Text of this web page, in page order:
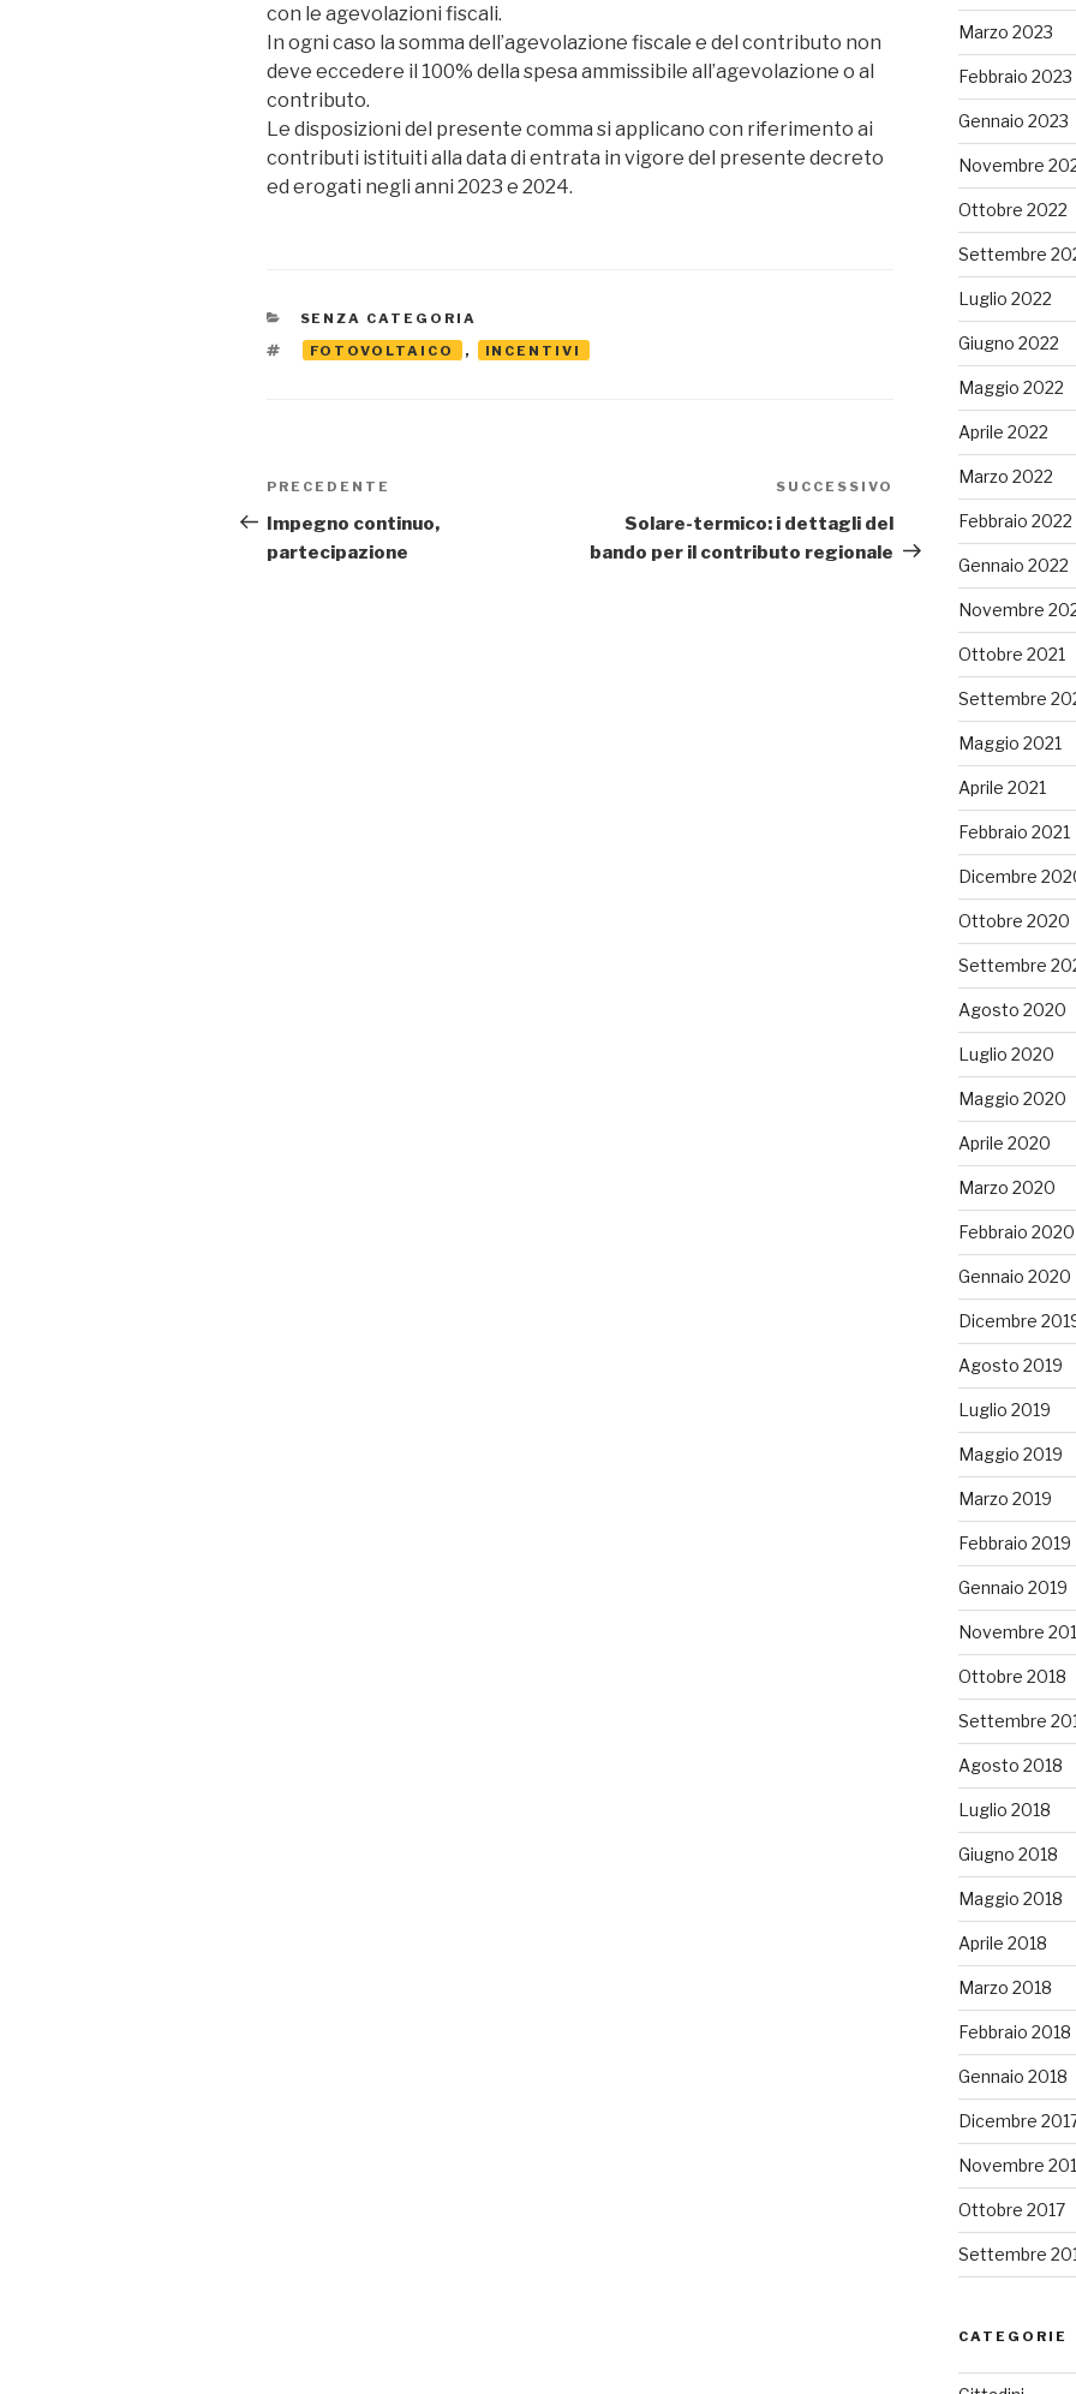
con le agevolazioni fiscali.
In ogni caso la somma dell’agevolazione fiscale e del contributo non
deve eccedere il 100% della spesa ammissibile all’agevolazione o al
contributo.
Le disposizioni del presente comma si applicano con riferimento ai
contributi istituiti alla data di entrata in vigore del presente decreto
ed erogati negli anni 2023 e 2024.
CATEGORIE
SENZA CATEGORIA
TAG
FOTOVOLTAICO , INCENTIVI
Navigazione
articoli
Articolo
precedente:
PRECEDENTE
Impegno continuo,
partecipazione
Articolo
successivo
SUCCESSIVO
Solare-termico: i dettagli del
bando per il contributo regionale
Marzo 2023
Febbraio 2023
Gennaio 2023
Novembre
Ottobre 2022
Settembre
Luglio 2022
Giugno 2022
Maggio 2022
Aprile 2022
Marzo 2022
Febbraio 2022
Gennaio 2022
Novembre
Ottobre 2021
Settembre
Maggio 2021
Aprile 2021
Febbraio 2021
Dicembre
Ottobre 2020
Settembre
Agosto 2020
Luglio 2020
Maggio 2020
Aprile 2020
Marzo 2020
Febbraio 2020
Gennaio 2020
Dicembre
Agosto 2019
Luglio 2019
Maggio 2019
Marzo 2019
Febbraio 2019
Gennaio 2019
Novembre
Ottobre 2018
Settembre
Agosto 2018
Luglio 2018
Giugno 2018
Maggio 2018
Aprile 2018
Marzo 2018
Febbraio 2018
Gennaio 2018
Dicembre
Novembre
Ottobre 2017
Settembre
CATEGORIE